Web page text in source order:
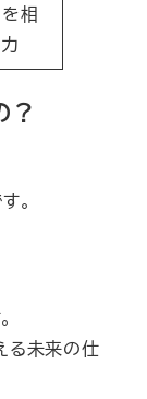
相
？
。
る未来の仕